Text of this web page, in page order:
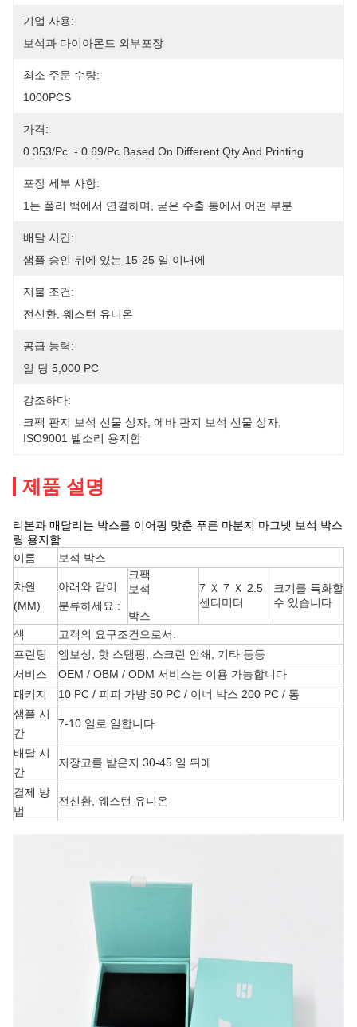
기업 사용:
보석과 다이아몬드 외부포장
최소 주문 수량:
1000PCS
가격:
0.353/pc  - 0.69/pc Based On Different Qty And Printing
포장 세부 사항:
1는 폴리 백에서 연결하며, 굳은 수출 통에서 어떤 부분
배달 시간:
샘플 승인 뒤에 있는 15-25 일 이내에
지불 조건:
전신환, 웨스턴 유니온
공급 능력:
일 당 5,000 PC
강조하다:
크팩 판지 보석 선물 상자 에바 판지 보석 선물 상자
ISO9001 벨소리 용지함
제품 설명
리본과 매달리는 박스를 이어핑 맞춘 푸른 마분지 마그넷 보석 박스
링 용지함
이름
보석 박스
차원
(MM)
아래와 같이
분류하세요 :
크팩
보석
박스
7 Ｘ 7 Ｘ 2.5
센티미터
크기를 특화할
수 있습니다
색
고객의 요구조건으로서.
프린팅
엠보싱, 핫 스탬핑, 스크린 인쇄, 기타 등등
서비스
OEM / OBM / ODM 서비스는 이용 가능합니다
패키지
10 PC / 피피 가방 50 PC / 이너 박스 200 PC / 통
샘플 시
간
7-10 일로 일합니다
배달 시
간
저장고를 받은지 30-45 일 뒤에
결제 방
법
전신환, 웨스턴 유니온